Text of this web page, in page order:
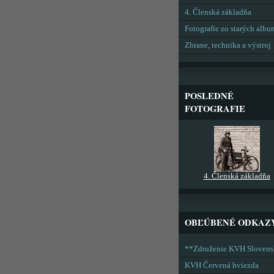
4. Členská základňa
Fotografie zo starých
Zbrane, technika a výstroj
POSLEDNÉ
FOTOGRAFIE
4. Členská základňa
OBĽÚBENÉ
**Združenie KVH
KVH Červená hviezda